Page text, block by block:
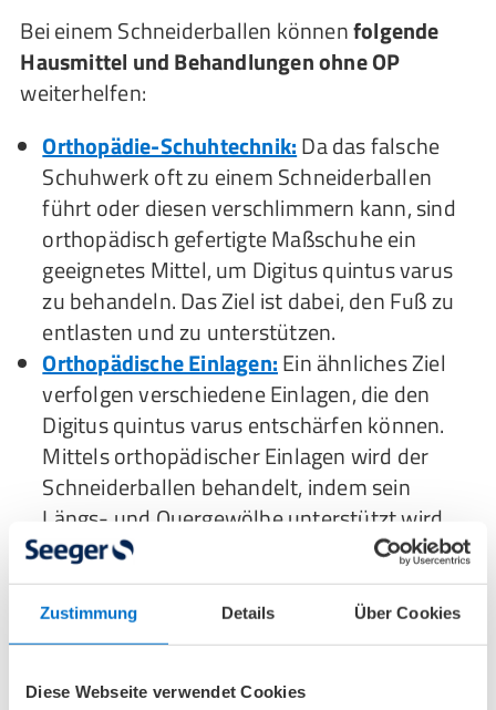
Zustimmung Details Über Cookies
Diese Webseite verwendet Cookies
Bei einem Schneiderballen könnenfolgende
Hausmittel und Behandlungen ohne OP
weiterhelfen:
Orthopädie-Schuhtechnik:Da das falsche
Schuhwerk oft zu einem Schneiderballen
führt oder diesen verschlimmern kann, sind
orthopädisch gefertigte Maßschuhe ein
geeignetes Mittel, um Digitus quintus varus
zu behandeln. Das Ziel ist dabei, den Fuß zu
entlasten und zu unterstützen.
Orthopädische Einlagen:Ein ähnliches Ziel
verfolgen verschiedene Einlagen, die den
Digitus quintus varus entschärfen können.
Mittels orthopädischer Einlagen wird der
Schneiderballen behandelt, indem sein
Längs- und Quergewölbe unterstützt wird.
Schneiderballen tapen:
Schneiderballen ohne OP behandeln will,
kann auch selbst tätig werden und den
Digitus quintus varus tapen. Tape ist ein